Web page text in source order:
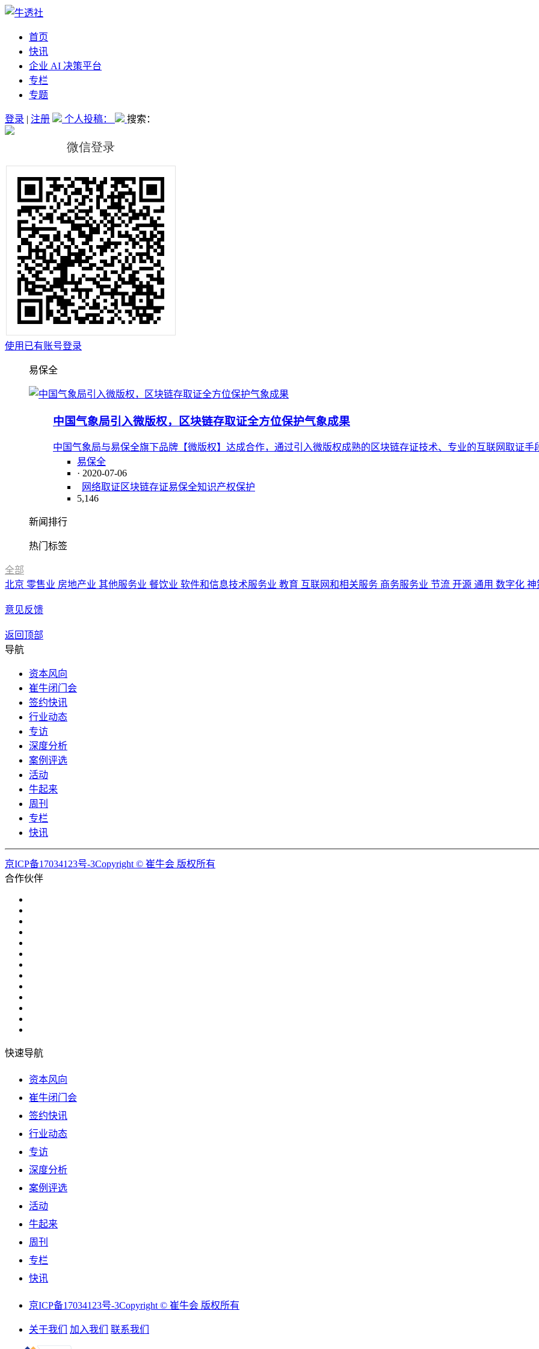
首页
快讯
企业 AI 决策平台
专栏
专题
登录 | 注册 个人投稿： 搜索：
使用已有账号登录
易保全
中国气象局引入微版权，区块链存取证全方位保护气象成果
中国气象局与易保全旗下品牌【微版权】达成合作，通过引入微版权成熟的区块链存证技术、专业的互联网取证
易保全
· 2020-07-06
网络取证 区块链存证易保全知识产权保护
5,146
新闻排行
热门标签
全部
北京 零售业 房地产业 其他服务业 餐饮业 软件和信息技术服务业 教育 互联网和相关服务 商务服务业 节流 开源 通用 数字化 神
意见反馈
返回顶部
导航
资本风向
崔牛闭门会
签约快讯
行业动态
专访
深度分析
案例评选
活动
牛起来
周刊
专栏
快讯
京ICP备17034123号-3Copyright © 崔牛会 版权所有
合作伙伴
快速导航
资本风向
崔牛闭门会
签约快讯
行业动态
专访
深度分析
案例评选
活动
牛起来
周刊
专栏
快讯
京ICP备17034123号-3Copyright © 崔牛会 版权所有
关于我们 加入我们 联系我们